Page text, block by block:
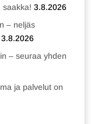
saakka! 3.8.2026
– neljäs
3.8.2026
– seuraa yhden
ja palvelut on